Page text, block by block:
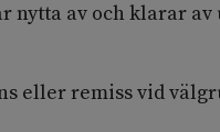
nytta av och klarar
eller remiss vid